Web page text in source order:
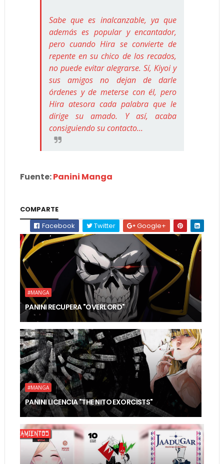
Sabe que es inalcanzable, ya que
además es popular y encantador,
pero cuando Hira se convierte de
repente en su chico de los recados,
no puede evitar alegrarse. Sí, Kiyoi y
sus amigos no dejan de darle
órdenes y de meterse con él, pero
Hira atesora cada palabra que le
dirige su amado. Y así, acaba
consiguiendo su contacto...
Fuente:Panini Manga
COMPARTE
Facebook
Twitter Google+
#MANGA
PANINI RECUPERA "OVERLORD"
#MANGA
PANINI LICENCIA "THE NITO EXORCISTS"